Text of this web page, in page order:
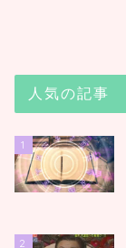
人気の記事
1
2